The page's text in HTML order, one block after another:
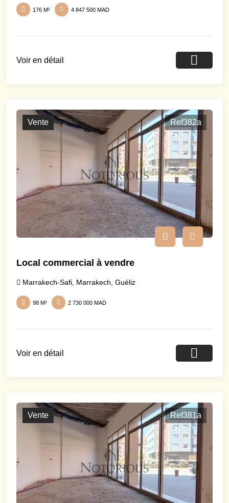
176 M² 4 847 500 MAD
Voir en détail
Vente Ref382a
Local commercial à vendre
Marrakech-Safi, Marrakech, Guéliz
98 M² 2 730 000 MAD
Voir en détail
Vente Ref381a